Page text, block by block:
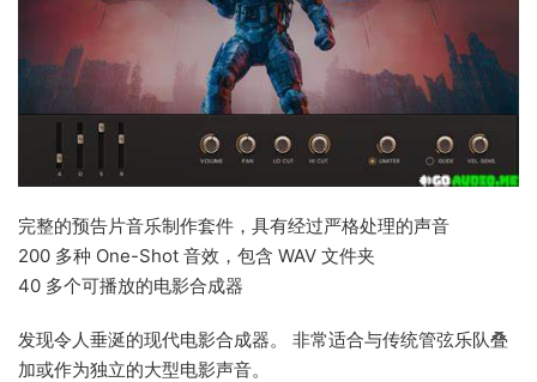
完整的预告片音乐制作套件，具有经过严格处理的声音
200 多种 One-Shot 音效，包含 WAV 文件夹
40 多个可播放的电影合成器
发现令人垂涎的现代电影合成器。 非常适合与传统管弦乐队叠
加或作为独立的大型电影声音。